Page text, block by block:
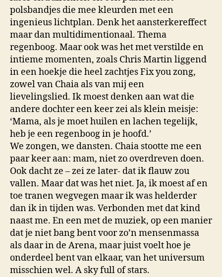
polsbandjes die mee kleurden met een
ingenieus lichtplan. Denk het aansterkereffect
maar dan multidimentionaal. Thema
regenboog. Maar ook was het met verstilde en
intieme momenten, zoals Chris Martin liggend
in een hoekje die heel zachtjes Fix you zong,
zowel van Chaia als van mij een
lievelingslied. Ik moest denken aan wat die
andere dochter een keer zei als klein meisje:
‘Mama, als je moet huilen en lachen tegelijk,
heb je een regenboog in je hoofd.’
We zongen, we dansten. Chaia stootte me een
paar keer aan: mam, niet zo overdreven doen.
Ook dacht ze – zei ze later- dat ik flauw zou
vallen. Maar dat was het niet. Ja, ik moest af en
toe tranen wegvegen maar ik was helderder
dan ik in tijden was. Verbonden met dat kind
naast me. En een met de muziek, op een manier
dat je niet bang bent voor zo’n mensenmassa
als daar in de Arena, maar juist voelt hoe je
onderdeel bent van elkaar, van het universum
misschien wel. A sky full of stars.